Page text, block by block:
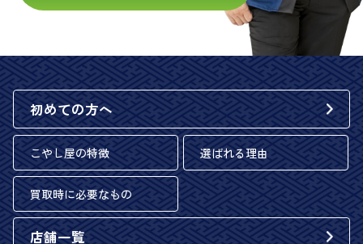
初めての方へ
こやし屋の特徴 選ばれる理由
買取時に必要なもの
店舗一覧